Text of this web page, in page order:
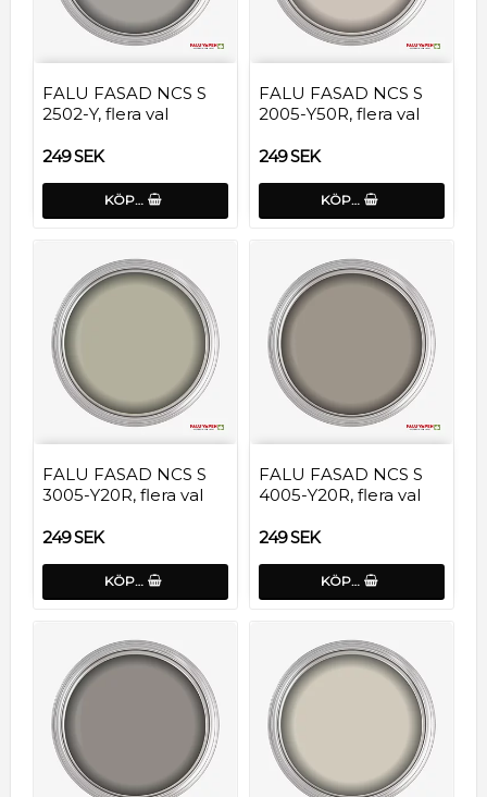
FALU FASAD NCS S
2502-Y, flera val
249 SEK
KÖP…
FALU FASAD NCS S
2005-Y50R, flera val
249 SEK
KÖP…
FALU FASAD NCS S
3005-Y20R, flera val
249 SEK
KÖP…
FALU FASAD NCS S
4005-Y20R, flera val
249 SEK
KÖP…